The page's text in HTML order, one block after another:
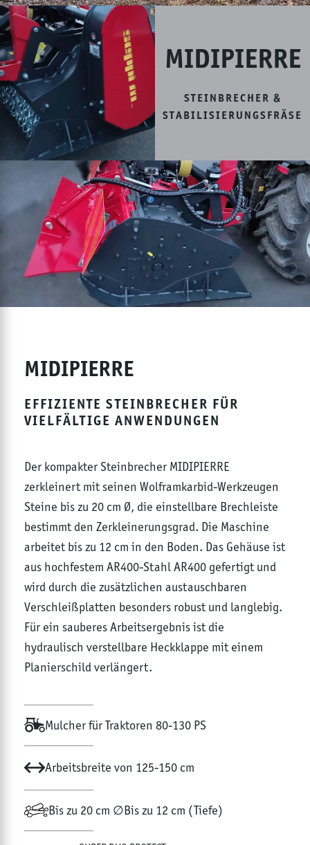
MIDIPIERRE
STEINBRECHER &
STABILISIERUNGSFRÄSE
MIDIPIERRE
EFFIZIENTE STEINBRECHER FÜR
VIELFÄLTIGE ANWENDUNGEN
Der kompakter Steinbrecher MIDIPIERRE
zerkleinert mit seinen Wolframkarbid-Werkzeugen
Steine bis zu 20 cm Ø, die einstellbare Brechleiste
bestimmt den Zerkleinerungsgrad. Die Maschine
arbeitet bis zu 12 cm in den Boden. Das Gehäuse ist
aus hochfestem AR400-Stahl AR400 gefertigt und
wird durch die zusätzlichen austauschbaren
Verschleißplatten besonders robust und langlebig.
Für ein sauberes Arbeitsergebnis ist die
hydraulisch verstellbare Heckklappe mit einem
Planierschild verlängert.
Mulcher für Traktoren 80-130 PS
Arbeitsbreite von 125-150 cm
Bis zu 20 cm ∅Bis zu 12 cm (Tiefe)